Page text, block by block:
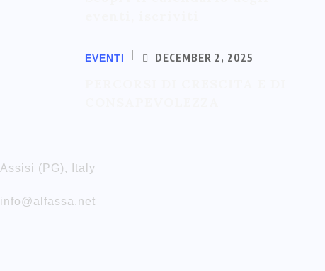
EVENTI DECEMBER 2, 2025
Assisi (PG), Italy
info@alfassa.net